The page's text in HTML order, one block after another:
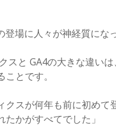
場に人々が神経質にな
スと GA4の大きな違い
とです。
クスが何年も前に初め
かがすべてでした」